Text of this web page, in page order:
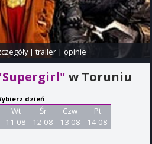
|trailer |opinie
w Toruniu
dzień
Wt
11 08
Śr
12 08
Czw
13 08
Pt
14 08